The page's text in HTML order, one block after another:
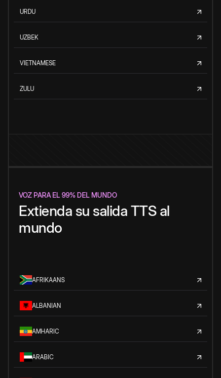
URDU
UZBEK
VIETNAMESE
ZULU
VOZ PARA EL 99% DEL MUNDO
Extienda su salida TTS al
mundo
AFRIKAANS
ALBANIAN
AMHARIC
ARABIC